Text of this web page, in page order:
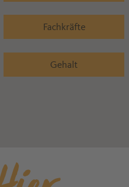
Fachkräfte
Gehalt